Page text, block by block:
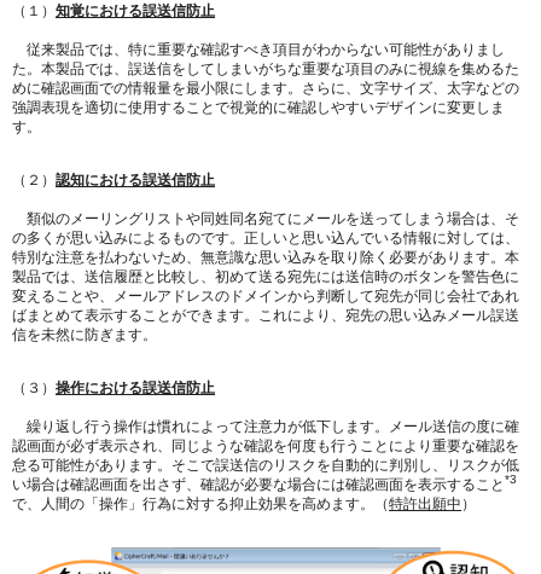
（１） 知覚における誤送信防止
従来製品では、特に重要な確認すべき項目がわからない可能性がありまし
た。本製品では、誤送信をしてしまいがちな重要な項目のみに視線を集めるた
めに確認画面での情報量を最小限にします。さらに、文字サイズ、太字などの
強調表現を適切に使用することで視覚的に確認しやすいデザインに変更しま
す。
（２） 認知における誤送信防止
類似のメーリングリストや同姓同名宛てにメールを送ってしまう場合は、そ
の多くが思い込みによるものです。正しいと思い込んでいる情報に対しては、
特別な注意を払わないため、無意識な思い込みを取り除く必要があります。本
製品では、送信履歴と比較し、初めて送る宛先には送信時のボタンを警告色に
変えることや、メールアドレスのドメインから判断して宛先が同じ会社であれ
ばまとめて表示することができます。これにより、宛先の思い込みメール誤送
信を未然に防ぎます。
（３） 操作における誤送信防止
繰り返し行う操作は慣れによって注意力が低下します。メール送信の度に確
認画面が必ず表示され、同じような確認を何度も行うことにより重要な確認を
怠る可能性があります。そこで誤送信のリスクを自動的に判別し、リスクが低
い場合は確認画面を出さず、確認が必要な場合には確認画面を表示すること *3
で、人間の「操作」行為に対する抑止効果を高めます。（特許出願中 ）